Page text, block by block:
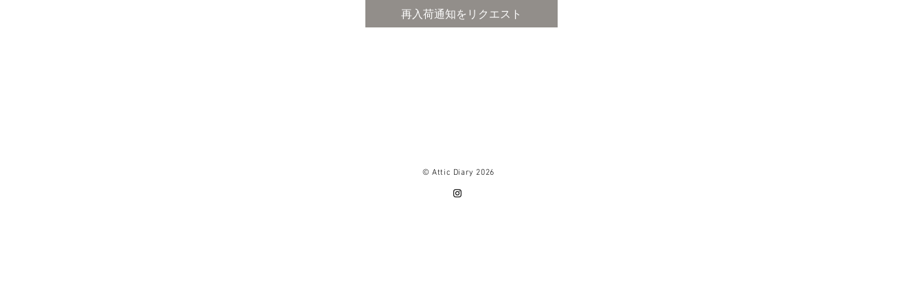
用紙サイズ : A6/ バイブルサイズ用
再入荷通知をリクエスト
© Attic Diary 2026